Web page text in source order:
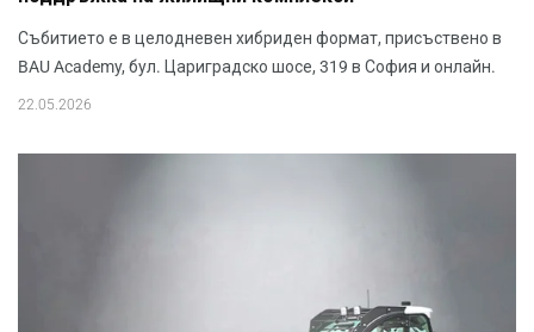
Събитието е в целодневен хибриден формат, присъствено в
BAU Academy, бул. Цариградско шосе, 319 в София и онлайн.
22.05.2026